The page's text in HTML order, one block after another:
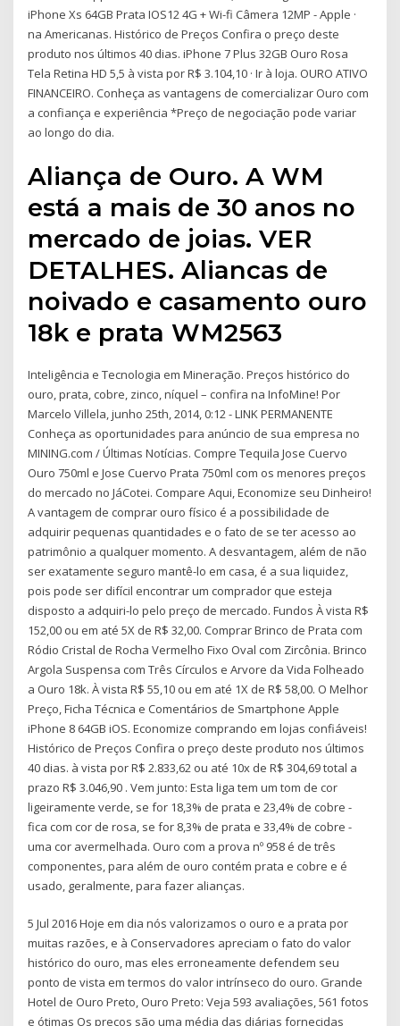
iPhone Xs 64GB Prata IOS12 4G + Wi-fi Câmera 12MP - Apple ·
na Americanas. Histórico de Preços Confira o preço deste
produto nos últimos 40 dias. iPhone 7 Plus 32GB Ouro Rosa
Tela Retina HD 5,5 à vista por R$ 3.104,10 · Ir à loja. OURO ATIVO
FINANCEIRO. Conheça as vantagens de comercializar Ouro com
a confiança e experiência *Preço de negociação pode variar
ao longo do dia.
Aliança de Ouro. A WM
está a mais de 30 anos no
mercado de joias. VER
DETALHES. Aliancas de
noivado e casamento ouro
18k e prata WM2563
Inteligência e Tecnologia em Mineração. Preços histórico do
ouro, prata, cobre, zinco, níquel – confira na InfoMine! Por
Marcelo Villela, junho 25th, 2014, 0:12 - LINK PERMANENTE
Conheça as oportunidades para anúncio de sua empresa no
MINING.com / Últimas Notícias. Compre Tequila Jose Cuervo
Ouro 750ml e Jose Cuervo Prata 750ml com os menores preços
do mercado no JáCotei. Compare Aqui, Economize seu Dinheiro!
A vantagem de comprar ouro físico é a possibilidade de
adquirir pequenas quantidades e o fato de se ter acesso ao
patrimônio a qualquer momento. A desvantagem, além de não
ser exatamente seguro mantê-lo em casa, é a sua liquidez,
pois pode ser difícil encontrar um comprador que esteja
disposto a adquiri-lo pelo preço de mercado. Fundos À vista R$
152,00 ou em até 5X de R$ 32,00. Comprar Brinco de Prata com
Ródio Cristal de Rocha Vermelho Fixo Oval com Zircônia. Brinco
Argola Suspensa com Três Círculos e Arvore da Vida Folheado
a Ouro 18k. À vista R$ 55,10 ou em até 1X de R$ 58,00. O Melhor
Preço, Ficha Técnica e Comentários de Smartphone Apple
iPhone 8 64GB iOS. Economize comprando em lojas confiáveis!
Histórico de Preços Confira o preço deste produto nos últimos
40 dias. à vista por R$ 2.833,62 ou até 10x de R$ 304,69 total a
prazo R$ 3.046,90 . Vem junto: Esta liga tem um tom de cor
ligeiramente verde, se for 18,3% de prata e 23,4% de cobre -
fica com cor de rosa, se for 8,3% de prata e 33,4% de cobre -
uma cor avermelhada. Ouro com a prova nº 958 é de três
componentes, para além de ouro contém prata e cobre e é
usado, geralmente, para fazer alianças.
5 Jul 2016 Hoje em dia nós valorizamos o ouro e a prata por
muitas razões, e à Conservadores apreciam o fato do valor
histórico do ouro, mas eles erroneamente defendem seu
ponto de vista em termos do valor intrínseco do ouro. Grande
Hotel de Ouro Preto, Ouro Preto: Veja 593 avaliações, 561 fotos
e ótimas Os preços são uma média das diárias fornecidas